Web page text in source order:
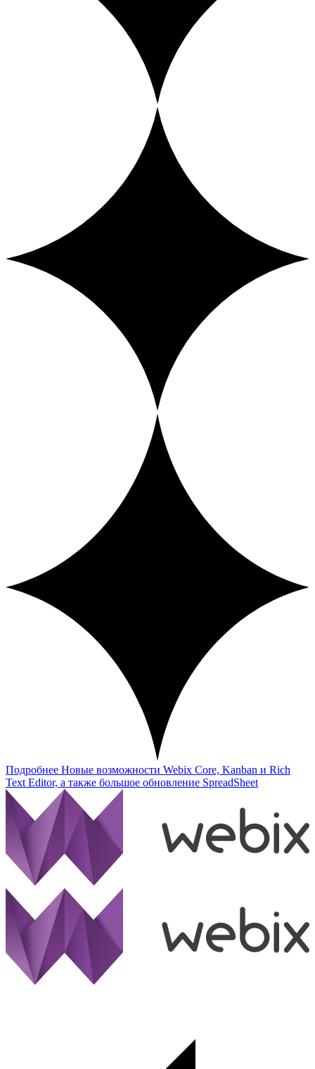
Подробнее Новые возможности Webix Core, Kanban и Rich
Text Editor, а также большое обновление SpreadSheet